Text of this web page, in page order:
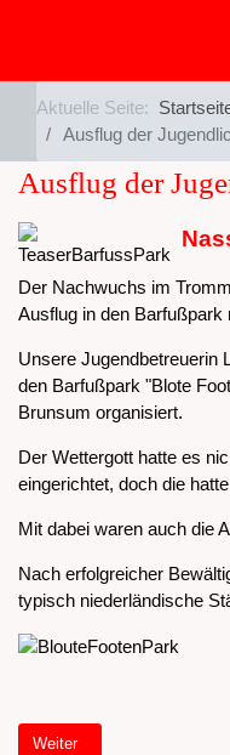
Aktuelle Seite:
Ausflug der
Ausflug der
Der Nachwuchs im
Ausflug in den Barfußpark
Unsere Jugendbetreuerin
den Barfußpark "Blote
Brunsum organisiert.
Der Wettergott hatte es
eingerichtet, doch die
Mit dabei waren auch die
Nach erfolgreicher
typisch niederländische
Nächster Beitrag: Red Kidz
Weiter